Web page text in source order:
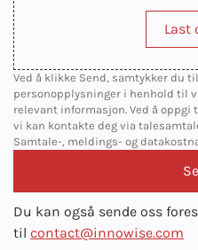
Last
Ved å klikke Send, samtykker du
personopplysninger i henhold til
relevant informasjon. Ved å
vi kan kontakte deg via
Samtale-, meldings- og
Du kan også sende oss
til contact@innowise.com